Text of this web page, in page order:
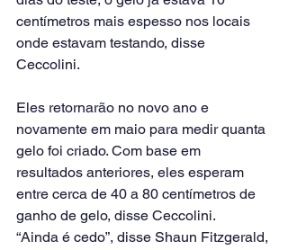
centímetros mais espesso nos locais
onde estavam testando, disse
Ceccolini.
Eles retornarão no novo ano e
novamente em maio para medir quanta
gelo foi criado. Com base em
resultados anteriores, eles esperam
entre cerca de 40 a 80 centímetros de
ganho de gelo, disse Ceccolini.
“Ainda é cedo”, disse Shaun Fitzgerald,